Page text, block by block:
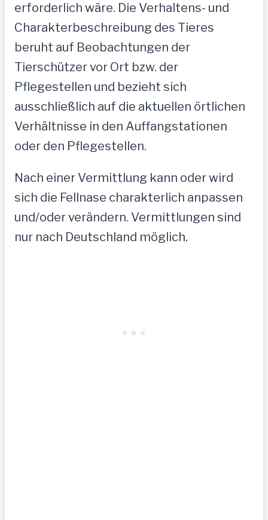
erforderlich wäre. Die Verhaltens- und
Charakterbeschreibung des Tieres
beruht auf Beobachtungen der
Tierschützer vor Ort bzw. der
Pflegestellen und bezieht sich
ausschließlich auf die aktuellen örtlichen
Verhältnisse in den Auffangstationen
oder den Pflegestellen.
Nach einer Vermittlung kann oder wird
sich die Fellnase charakterlich anpassen
und/oder verändern. Vermittlungen sind
nur nach Deutschland möglich.